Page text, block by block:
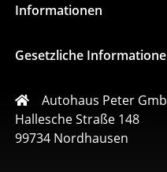
Informationen
Gesetzliche
Autohaus Peter
Hallesche Straße 148
99734 Nordhausen